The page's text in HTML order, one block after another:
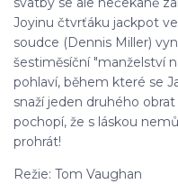
Joyinu čtvrťáku jackpot
soudce (Dennis Miller)
šestiměsíční "manželství
pohlaví, během které se
snaží jeden druhého
pochopí, že s láskou
prohrát!
Režie: Tom Vaughan